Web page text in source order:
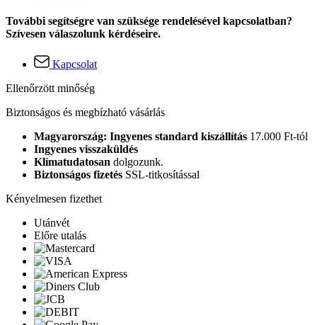
További segítségre van szüksége rendelésével kapcsolatban?
Szívesen válaszolunk kérdéseire.
Kapcsolat
Ellenőrzött minőség
Biztonságos és megbízható vásárlás
Magyarország: Ingyenes standard kiszállítás 17.000 Ft-tól
Ingyenes visszaküldés
Klímatudatosan dolgozunk.
Biztonságos fizetés SSL-titkosítással
Kényelmesen fizethet
Utánvét
Előre utalás